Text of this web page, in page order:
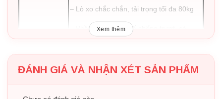
– Lò xo chắc chắn, tải trọng tối đa 80kg
– Phần đế có thiết kế chống trượt, có
vòng an toàn
Xem thêm
ĐÁNH GIÁ VÀ NHẬN XÉT SẢN PHẨM